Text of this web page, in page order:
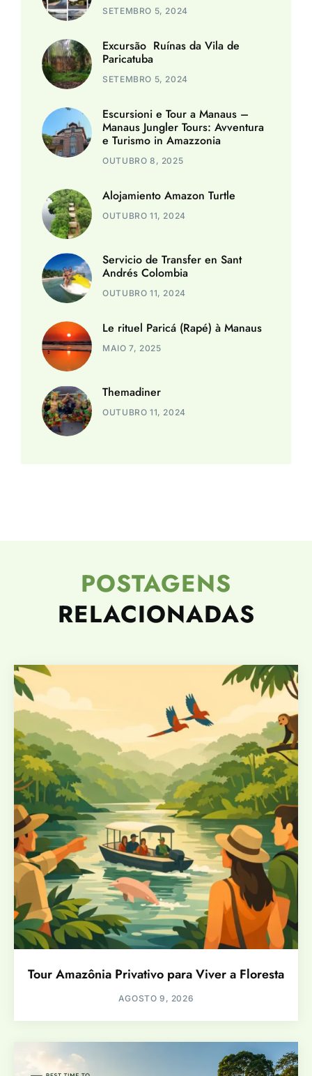
SETEMBRO 5, 2024
Excursão Ruínas da Vila de
Paricatuba
SETEMBRO 5, 2024
Escursioni e Tour a Manaus –
Manaus Jungler Tours: Avventura
e Turismo in Amazzonia
OUTUBRO 8, 2025
Alojamiento Amazon Turtle
OUTUBRO 11, 2024
Servicio de Transfer en Sant
Andrés Colombia
OUTUBRO 11, 2024
Le rituel Paricá (Rapé) à Manaus
MAIO 7, 2025
Themadiner
OUTUBRO 11, 2024
POSTAGENS
RELACIONADAS
Tour Amazônia Privativo para Viver a Floresta
AGOSTO 9, 2026